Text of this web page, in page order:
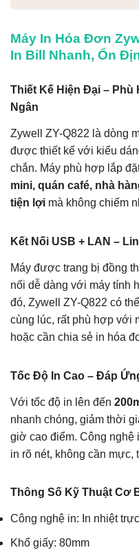
Máy In Hóa Đơn
In Bill Nhanh, Ổn
Thiết Kế Hiện Đại – Phù
Ngân
Zywell ZY-Q822 là dòng
được thiết kế với kiểu
chắn. Máy phù hợp lắp
mini, quán café, nhà
tiện lợi mà không chiếm
Kết Nối USB + LAN –
Máy được trang bị đồng
nối dễ dàng với máy tính
đó, Zywell ZY-Q822 có
cùng lúc, rất phù hợp với
hoặc cần chia sẻ in hóa
Tốc Độ In Cao – Đáp
Với tốc độ in lên đến
nhanh chóng, giảm thời
giờ cao điểm. Công
in rõ nét, không cần mực,
Thông Số Kỹ Thuật Cơ
Công nghệ in: In nhiệt
Khổ giấy: 80mm